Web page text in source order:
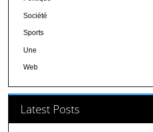
Société
Sports
Une
Web
Latest Posts